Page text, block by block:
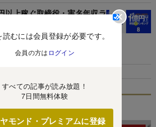
むには会員登録が必要です。
会員の方は ログイン
すべての記事が読み放題！
7日間無料体験
モンド・プレミアムに登録
以上稼ぐ取締役・実名年収ラ
みずほが独り負け…三菱
銀の幹部はいくらもらって
,清水理裕
特集